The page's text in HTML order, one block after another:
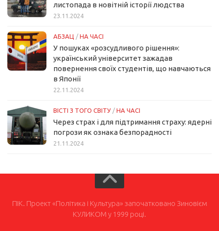
листопада в новітній історії людства
23.11.2024
АБЗАЦ / НА ЧАСІ
У пошуках «розсудливого рішення»:
український університет зажадав
повернення своїх студентів, що навчаються
в Японії
22.11.2024
ВІСТІ З ТОГО СВІТУ / НА ЧАСІ
Через страх і для підтримання страху: ядерні
погрози як ознака безпорадності
21.11.2024
ПІК. Проект «Політика і Культура» започатковано Зиновієм
КУЛИКОМ у 1999 році.